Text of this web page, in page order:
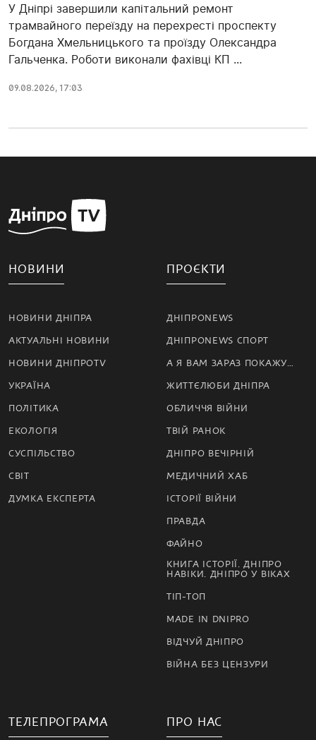
У Дніпрі завершили капітальний ремонт
трамвайного переїзду на перехресті проспекту
Богдана Хмельницького та проїзду Олександра
Гальченка. Роботи виконали фахівці КП ...
09.08.2026, 17:03
НОВИНИ
НОВИНИ ДНІПРА
АКТУАЛЬНІ НОВИНИ
НОВИНИ ДНІПРОTV
УКРАЇНА
ПОЛІТИКА
ЕКОЛОГІЯ
СУСПІЛЬСТВО
СВІТ
ДУМКА ЕКСПЕРТА
ПРОЄКТИ
ДНІПРОNEWS
ДНІПРОNEWS СПОРТ
А Я ВАМ ЗАРАЗ ПОКАЖУ…
ЖИТТЄЛЮБИ ДНІПРА
ОБЛИЧЧЯ ВІЙНИ
ТВІЙ РАНОК
ДНІПРО ВЕЧІРНІЙ
МЕДИЧНИЙ ХАБ
ІСТОРІЇ ВІЙНИ
ПРАВДА
ФАЙНО
КНИГА ІСТОРІЇ. ДНІПРО
НАВІКИ. ДНІПРО У ВІКАХ
ТІП-ТОП
MADE IN DNIPRO
ВІДЧУЙ ДНІПРО
ВІЙНА БЕЗ ЦЕНЗУРИ
ТЕЛЕПРОГРАМА ПРО НАС